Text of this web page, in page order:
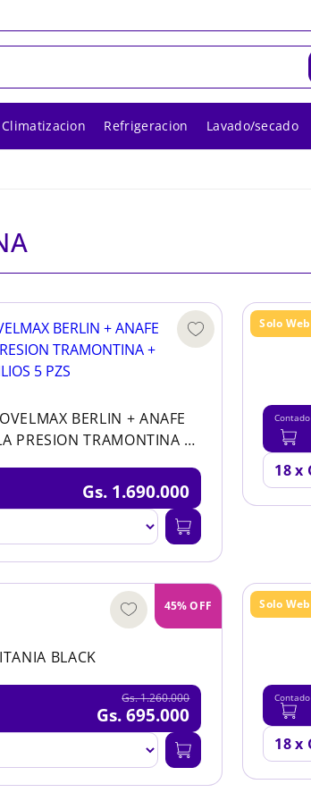
Climatizacion Refrigeracion Lavado/secado
BERLIN + ANAFE
PRESION TRAMONTINA +
Gs. 1.690.000
Solo Web
Contado
45% OFF
BLACK
Gs. 1.260.000
Gs. 695.000
Solo Web
Contado